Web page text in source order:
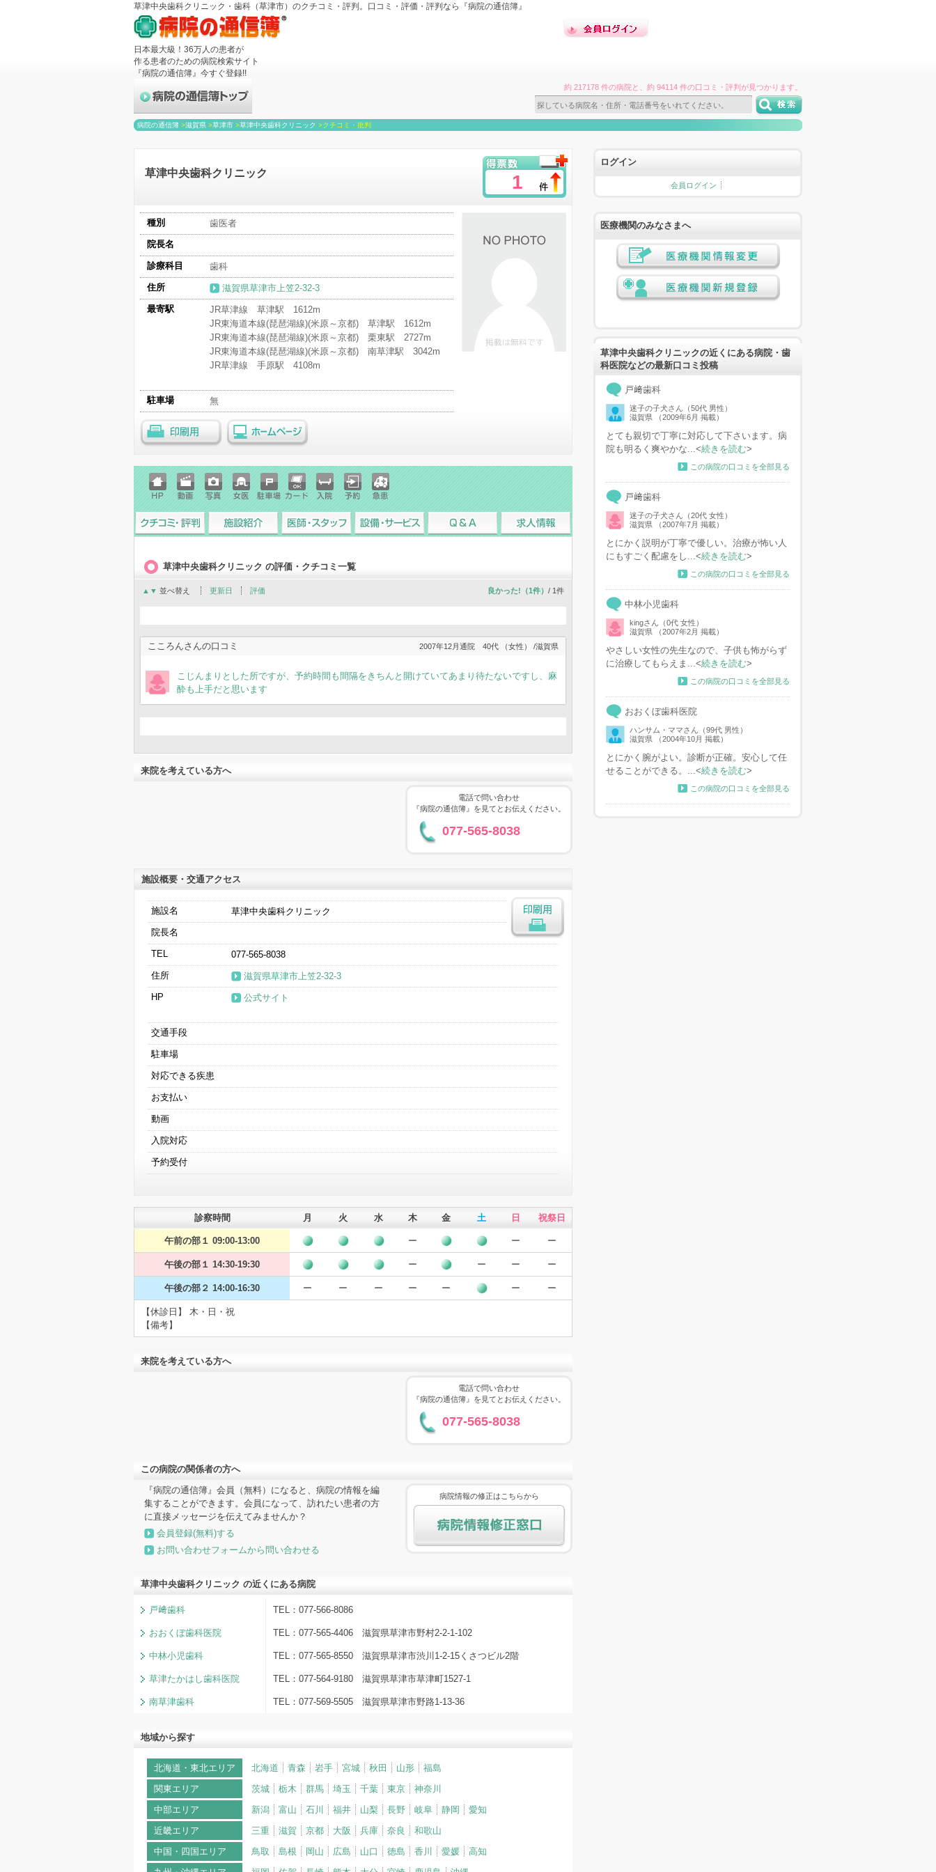
草津中央歯科クリニック・歯科（草津市）のクチコミ・評判。口コミ・評価・評判なら『病院の通信簿』
日本最大級！36万人の患者が
作る患者のための病院検索サイト
『病院の通信簿』今すぐ登録!!
約 217178 件の病院と、約 94114 件の口コミ・評判が見つかります。
病院の通信簿 >滋賀県 >草津市 >草津中央歯科クリニック >クチコミ・批判
草津中央歯科クリニック 1
種別
歯医者
院長名
診療科目
歯科
住所
滋賀県草津市上笠2-32-3
最寄駅
JR草津線 草津駅 1612m
JR東海道本線(琵琶湖線)(米原～京都) 草津駅 1612m
JR東海道本線(琵琶湖線)(米原～京都) 栗東駅 2727m
JR東海道本線(琵琶湖線)(米原～京都) 南草津駅 3042m
JR草津線 手原駅 4108m
駐車場 無
ホーム
ページ
動画 写真 女医 駐車場クレジ
ットカ
ード
入院 予約 急患
草津中央歯科クリニック の評価・クチコミ一覧
▲ ▼ 並べ替え 更新日 評価 良かった!（1件） / 1件
こころんさんの口コミ 2007年12月通院 40代 （女性） /滋賀県
こじんまりとした所ですが、予約時間も間隔をきちんと開けていてあまり待たないですし、麻
酔も上手だと思います
来院を考えている方へ
電話で問い合わせ
『病院の通信簿』を見てとお伝えください。
077-565-8038
施設概要・交通アクセス
印刷用
施設名
草津中央歯科クリニック
院長名
TEL
077-565-8038
住所
滋賀県草津市上笠2-32-3
HP
公式サイト
交通手段
駐車場
対応できる疾患
お支払い
動画
入院対応
予約受付
診察時間 月 火 水 木 金 土 日 祝祭日
午前の部１ 09:00-13:00 ー ー ー
午後の部１ 14:30-19:30 ー ー ー ー
午後の部２ 14:00-16:30 ー ー ー ー ー ー ー
【休診日】 木・日・祝
【備考】
来院を考えている方へ
電話で問い合わせ
『病院の通信簿』を見てとお伝えください。
077-565-8038
この病院の関係者の方へ
『病院の通信簿』会員（無料）になると、病院の情報を編
集することができます。会員になって、訪れたい患者の方
に直接メッセージを伝えてみませんか？
会員登録(無料)する
お問い合わせフォームから問い合わせる
病院情報の修正はこちらから
草津中央歯科クリニック の近くにある病院
戸﨑歯科 TEL：077-566-8086
おおくぼ歯科医院 TEL：077-565-4406 滋賀県草津市野村2-2-1-102
中林小児歯科 TEL：077-565-8550 滋賀県草津市渋川1-2-15くさつビル2階
草津たかはし歯科医院 TEL：077-564-9180 滋賀県草津市草津町1527-1
南草津歯科 TEL：077-569-5505 滋賀県草津市野路1-13-36
地域から探す
北海道・東北エリア 北海道 青森 岩手 宮城 秋田 山形
福島
関東エリア
茨城 栃木 群馬 埼玉 千葉 東京
神奈川
中部エリア
新潟 富山 石川 福井 山梨 長野 岐阜 静岡
愛知
近畿エリア
三重 滋賀 京都 大阪 兵庫 奈良
和歌山
中国・四国エリア
鳥取 島根 岡山 広島 山口 徳島 香川 愛媛
高知
ログイン
会員ログイン
医療機関のみなさまへ
草津中央歯科クリニックの近くにある病院・歯
科医院などの最新口コミ投稿
戸﨑歯科
迷子の子犬さん（50代 男性）
滋賀県 （2009年6月 掲載）
とても親切で丁寧に対応して下さいます。病
院も明るく爽やかな...<続きを読む>
この病院の口コミを全部見る
戸﨑歯科
迷子の子犬さん（20代 女性）
滋賀県 （2007年7月 掲載）
とにかく説明が丁寧で優しい。治療が怖い人
にもすごく配慮をし...<続きを読む>
この病院の口コミを全部見る
中林小児歯科
kingさん（0代 女性）
滋賀県 （2007年2月 掲載）
やさしい女性の先生なので、子供も怖がらず
に治療してもらえま...<続きを読む>
この病院の口コミを全部見る
おおくぼ歯科医院
ハンサム・ママさん（99代 男性）
滋賀県 （2004年10月 掲載）
とにかく腕がよい。診断が正確。安心して任
せることができる。...<続きを読む>
この病院の口コミを全部見る